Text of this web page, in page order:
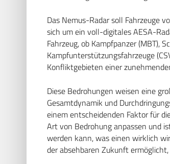
Das Nemus-Radar soll Fahrzeuge
sich um ein voll-digitales AESA-
Fahrzeug, ob Kampfpanzer (MBT),
Kampfunterstützungsfahrzeuge
Konfliktgebieten einer
Diese Bedrohungen weisen eine
Gesamtdynamik und
einem entscheidenden Faktor für
Art von Bedrohung anpassen und
werden kann, was einen wirklich
der absehbaren Zukunft